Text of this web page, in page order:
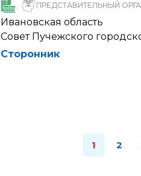
ПРЕДСТАВИТЕЛЬНЫЙ
Ивановская область
Совет Пучежского
Сторонник
1 2